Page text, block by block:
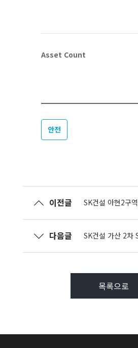
Asset Count
안전
이전글 SK건설 아현2구
다음글 SK건설 가산 2
목록으로